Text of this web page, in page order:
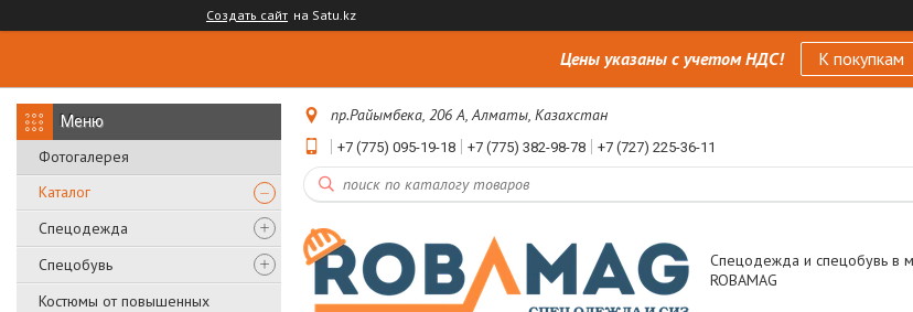
Создать сайт на Satu.kz
Цены указаны с учетом НДС! К покупкам
Фотогалерея
Каталог
Спецодежда
Спецобувь
Костюмы от повышенных
пр.Райымбека, 206 А, Алматы, Казахстан
+7 (775) 095-19-18 +7 (775) 382-98-78 +7 (727) 225-36-11
Спецодежда и спецобувь в
ROBAMAG